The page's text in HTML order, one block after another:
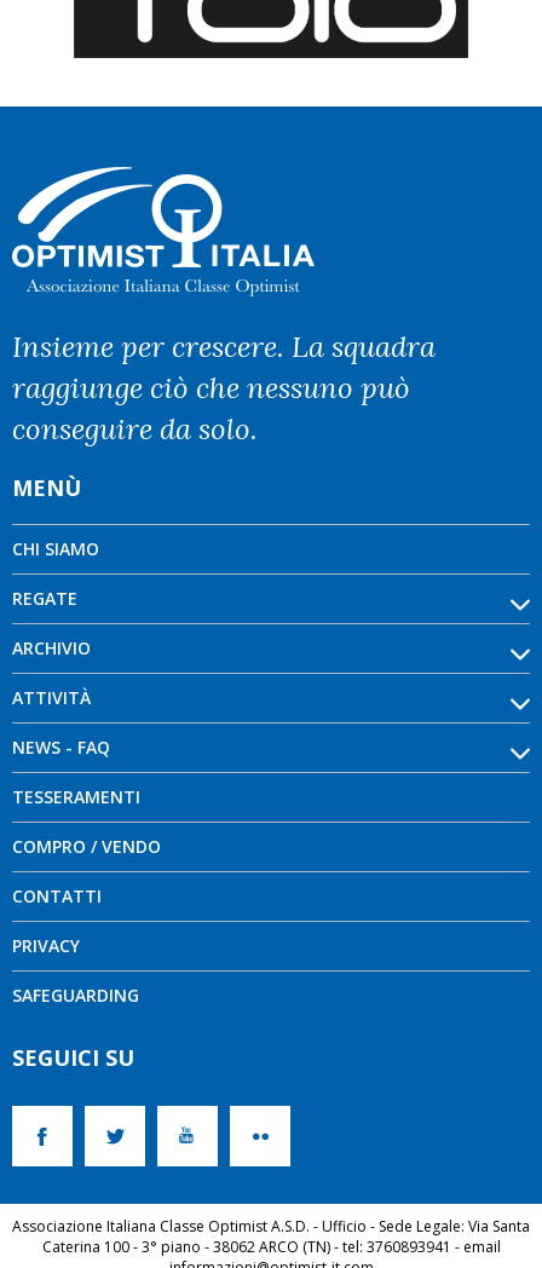
Insieme per crescere. La squadra
raggiunge ciò che nessuno può
conseguire da solo.
MENÙ
CHI SIAMO
REGATE
ARCHIVIO
ATTIVITÀ
NEWS - FAQ
TESSERAMENTI
COMPRO / VENDO
CONTATTI
PRIVACY
SAFEGUARDING
SEGUICI SU
Associazione Italiana Classe Optimist A.S.D. - Ufficio - Sede Legale: Via Santa
Caterina 100 - 3° piano - 38062 ARCO (TN) - tel: 3760893941 - email